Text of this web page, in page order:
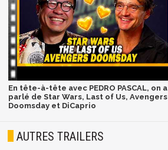
En tête-à-tête avec PEDRO PASCAL, on a
parlé de Star Wars, Last of Us, Avengers
Doomsday et DiCaprio
AUTRES TRAILERS